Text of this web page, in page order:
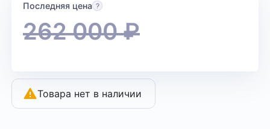
Последняя цена
262 000₽
Товара нет в наличии